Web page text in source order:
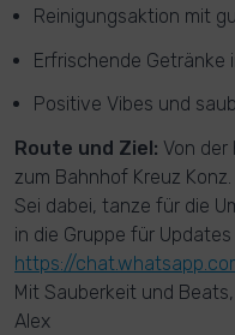
Reinigungsaktion mit
Erfrischende Getränke
Positive Vibes und
Route und Ziel: Von
zum Bahnhof Kreuz
Sei dabei, tanze für die
in die Gruppe für Updates
https://
Mit Sauberkeit und Beats,
Alex